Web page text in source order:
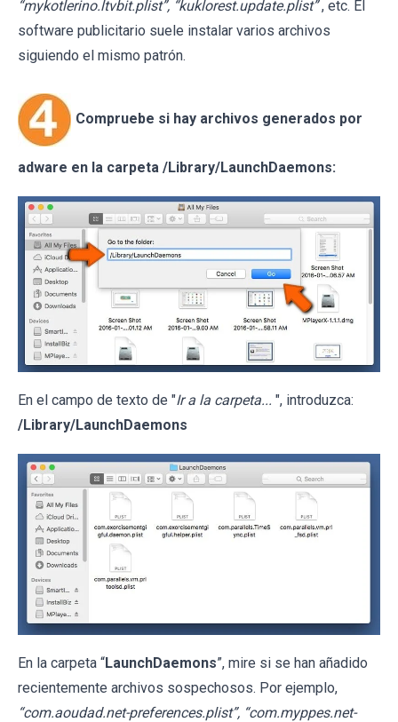
“mykotlerino.ltvbit.plist”, “kuklorest.update.plist” , etc. El
software publicitario suele instalar varios archivos
siguiendo el mismo patrón.
Compruebe si hay archivos generados por
adware en la carpeta /Library/LaunchDaemons:
En el campo de texto de "Ir a la carpeta... ", introduzca:
/Library/LaunchDaemons
En la carpeta “LaunchDaemons”, mire si se han añadido
recientemente archivos sospechosos. Por ejemplo,
“com.aoudad.net-preferences.plist”, “com.myppes.net-